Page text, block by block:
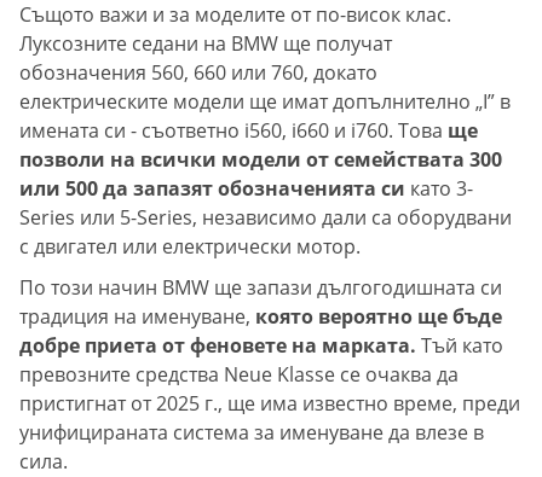
Същото важи и за моделите от по-висок клас.
Луксозните седани на BMW ще получат
обозначения 560, 660 или 760, докато
електрическите модели ще имат допълнително „I” в
имената си - съответно i560, i660 и i760. Това ще
позволи на всички модели от семействата 300
или 500 да запазят обозначенията си като 3-
Series или 5-Series, независимо дали са оборудвани
с двигател или електрически мотор.
По този начин BMW ще запази дългогодишната си
традиция на именуване, която вероятно ще бъде
добре приета от феновете на марката. Тъй като
превозните средства Neue Klasse се очаква да
пристигнат от 2025 г., ще има известно време, преди
унифицираната система за именуване да влезе в
сила.